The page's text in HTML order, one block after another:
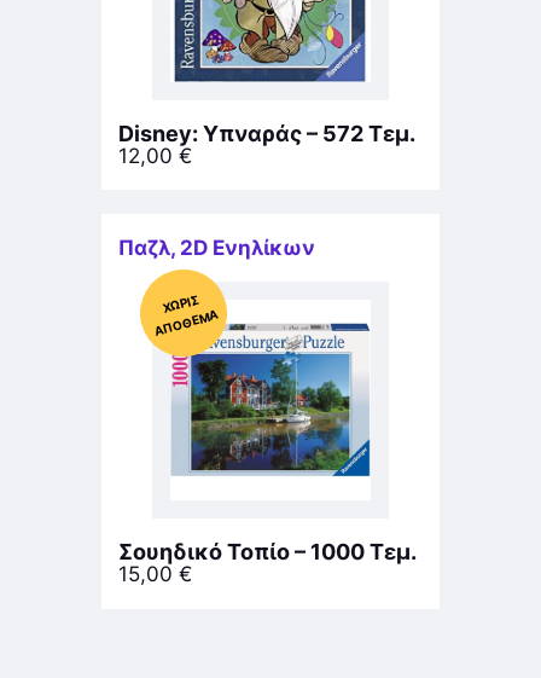
Disney: Υπναράς – 572 Τεμ.
12,00 €
Παζλ, 2D Ενηλίκων
Χ
ΩΡΊΣ
Α
Π
Ό
ΘΕ
ΜΑ
Σουηδικό Τοπίο – 1000 Τεμ.
15,00 €